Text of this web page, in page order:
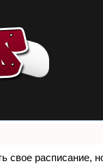
свое расписание,